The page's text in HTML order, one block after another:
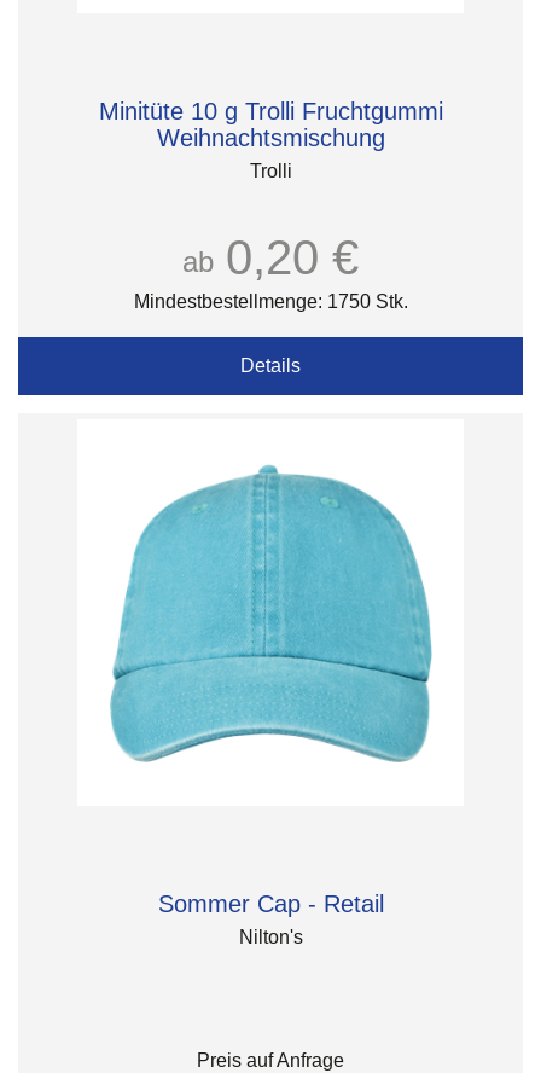
Minitüte 10 g Trolli Fruchtgummi
Weihnachtsmischung
Trolli
ab 0,20 €
Mindestbestellmenge: 1750 Stk.
Details
Sommer Cap - Retail
Nilton's
Preis auf Anfrage